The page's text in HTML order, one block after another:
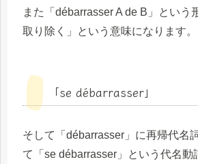
また「débarrasser A de B」という
取り除く」という意味になります。
「se débarrasser」
そして「débarrasser」に再帰代名
て「se débarrasser」という代名動